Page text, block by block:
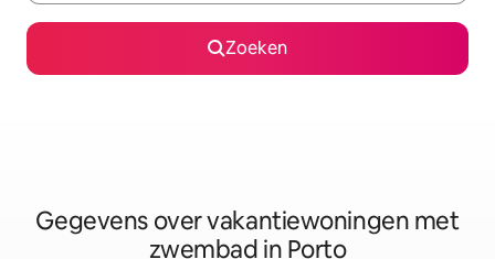
Zoeken
Gegevens over vakantiewoningen met
zwembad in Porto